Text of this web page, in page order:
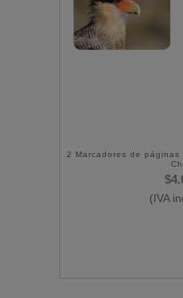
2 Marcadores de
$
(IVA